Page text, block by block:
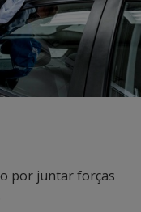
por juntar forças